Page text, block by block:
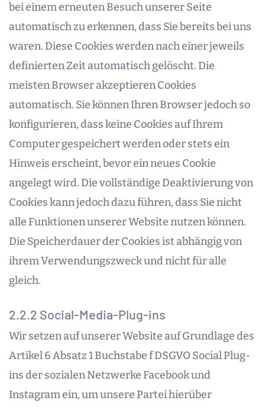
bei einem erneuten Besuch unserer Seite
automatisch zu erkennen, dass Sie bereits bei uns
waren. Diese Cookies werden nach einer jeweils
definierten Zeit automatisch gelöscht. Die
meisten Browser akzeptieren Cookies
automatisch. Sie können Ihren Browser jedoch so
konfigurieren, dass keine Cookies auf Ihrem
Computer gespeichert werden oder stets ein
Hinweis erscheint, bevor ein neues Cookie
angelegt wird. Die vollständige Deaktivierung von
Cookies kann jedoch dazu führen, dass Sie nicht
alle Funktionen unserer Website nutzen können.
Die Speicherdauer der Cookies ist abhängig von
ihrem Verwendungszweck und nicht für alle
gleich.
2.2.2 Social-Media-Plug-ins
Wir setzen auf unserer Website auf Grundlage des
Artikel 6 Absatz 1 Buchstabe f DSGVO Social Plug-
ins der sozialen Netzwerke Facebook und
Instagram ein, um unsere Partei hierüber